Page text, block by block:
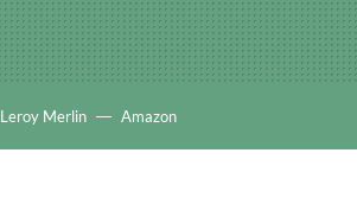
Leroy Merlin Amazon